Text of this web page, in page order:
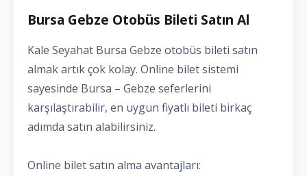
Bursa Gebze Otobüs Bileti Satın Al
Kale Seyahat Bursa Gebze otobüs bileti satın
almak artık çok kolay. Online bilet sistemi
sayesinde Bursa – Gebze seferlerini
karşılaştırabilir, en uygun fiyatlı bileti birkaç
adımda satın alabilirsiniz.
Online bilet satın alma avantajları: